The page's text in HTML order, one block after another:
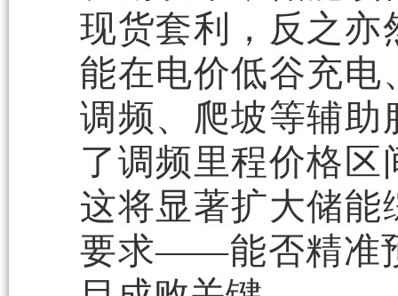
现货套利，反之亦
能在电价低谷充电
调频、爬坡等辅助
了调频里程价格
这将显著扩大储能
要求——能否精准